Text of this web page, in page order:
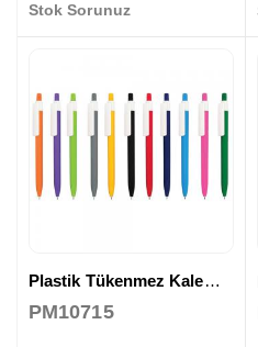
Stok Sorunuz
Plastik Tükenmez Kalem ( Jel Refil )
PM10715